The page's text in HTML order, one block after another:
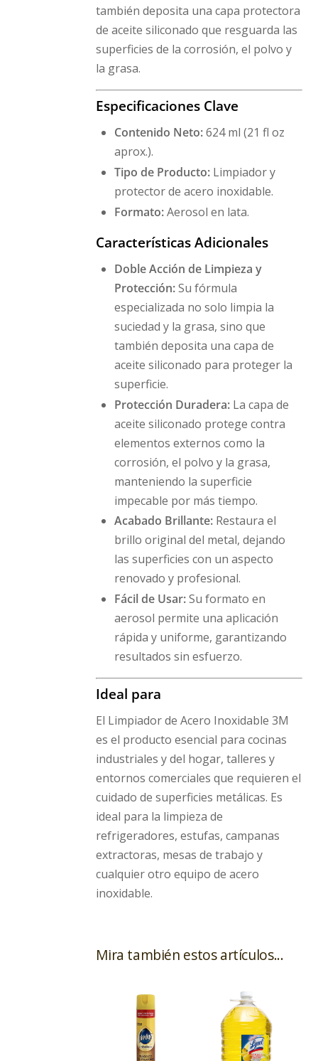
también deposita una capa protectora
de aceite siliconado que resguarda las
superficies de la corrosión, el polvo y
la grasa.
Especificaciones Clave
Contenido Neto:624 ml (21 fl oz
aprox.).
Tipo de Producto:Limpiador y
protector de acero inoxidable.
Formato:Aerosol en lata.
Características Adicionales
Doble Acción de Limpieza y
Protección:Su fórmula
especializada no solo limpia la
suciedad y la grasa, sino que
también deposita una capa de
aceite siliconado para proteger la
superficie.
Protección Duradera:La capa de
aceite siliconado protege contra
elementos externos como la
corrosión, el polvo y la grasa,
manteniendo la superficie
impecable por más tiempo.
Acabado Brillante:Restaura el
brillo original del metal, dejando
las superficies con un aspecto
renovado y profesional.
Fácil de Usar:Su formato en
aerosol permite una aplicación
rápida y uniforme, garantizando
resultados sin esfuerzo.
Ideal para
El Limpiador de Acero Inoxidable 3M
es el producto esencial para cocinas
industriales y del hogar, talleres y
entornos comerciales que requieren el
cuidado de superficies metálicas. Es
ideal para la limpieza de
refrigeradores, estufas, campanas
extractoras, mesas de trabajo y
cualquier otro equipo de acero
inoxidable.
Mira también estos artículos...